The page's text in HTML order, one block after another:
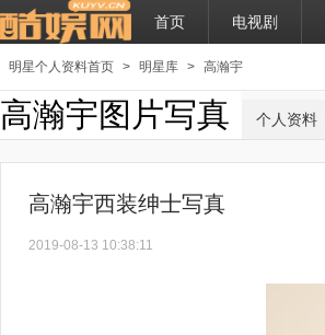
首页 电视剧
明星个人资料首页 > 明星库 > 高瀚宇
高瀚宇图片写真 个人资料
高瀚宇西装绅士写真
2019-08-13 10:38:11